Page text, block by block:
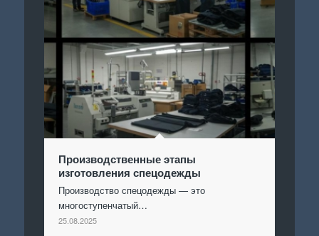
Производственные этапы
изготовления спецодежды
Производство спецодежды — это
многоступенчатый…
25.08.2025